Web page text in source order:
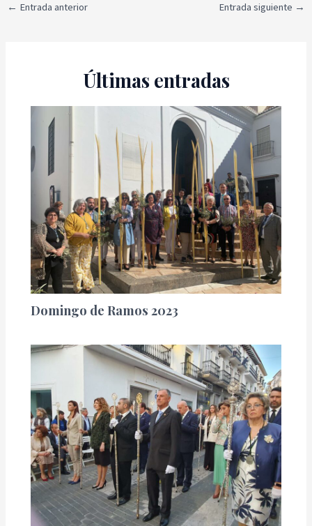
← Entrada anterior Entrada siguiente →
Últimas entradas
Domingo de Ramos 2023